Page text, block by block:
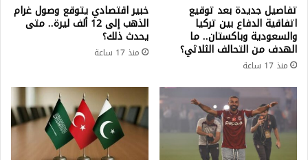
تفاصيل جديدة بعد توقيع
اتفاقية الدفاع بين تركيا
والسعودية وباكستان.. ما
الهدف من التحالف الثلاثي؟
منذ 17 ساعة
خبير اقتصادي يتوقع وصول غرام
الذهب إلى 12 ألف ليرة.. متى
يحدث ذلك؟
منذ 17 ساعة